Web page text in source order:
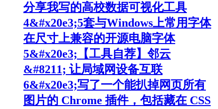
分享我写的高校数据可视化工具
4&#x20e3;5套与Windows上常用字体
在尺寸上兼容的开源电脑字体
5&#x20e3;【工具自荐】邻云
&#8211; 让局域网设备互联
6&#x20e3;写了一个能扒掉网页所有
图片的 Chrome 插件，包括藏在 CSS